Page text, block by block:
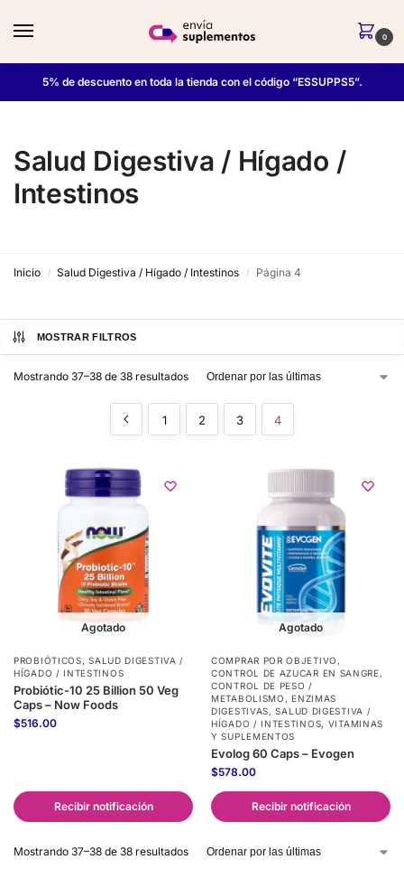
0
5% de descuento en toda la tienda con el código “ESSUPPS5”.
Salud Digestiva / Hígado /
Intestinos
Inicio / Salud Digestiva / Hígado / Intestinos / Página 4
MOSTRAR FILTROS
Mostrando 37–38 de 38 resultados
1 2 3 4
Agotado
PROBIÓTICOS,SALUD DIGESTIVA /
HÍGADO / INTESTINOS
Probiótic-10 25 Billion 50 Veg
Caps – Now Foods
$516.00
Recibir notificación
Agotado
COMPRAR POR OBJETIVO ,
CONTROL DE AZUCAR EN SANGRE,
CONTROL DE PESO /
METABOLISMO ,ENZIMAS
DIGESTIVAS,SALUD DIGESTIVA /
HÍGADO / INTESTINOS, VITAMINAS
Y SUPLEMENTOS
Evolog 60 Caps – Evogen
$578.00
Recibir notificación
Mostrando 37–38 de 38 resultados